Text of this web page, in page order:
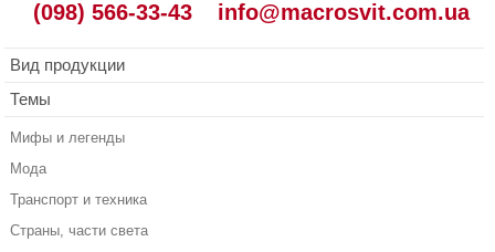
(098) 566-33-43
info@macrosvit.com.ua
Вид продукции
Темы
Мифы и легенды
Мода
Транспорт и техника
Страны, части света